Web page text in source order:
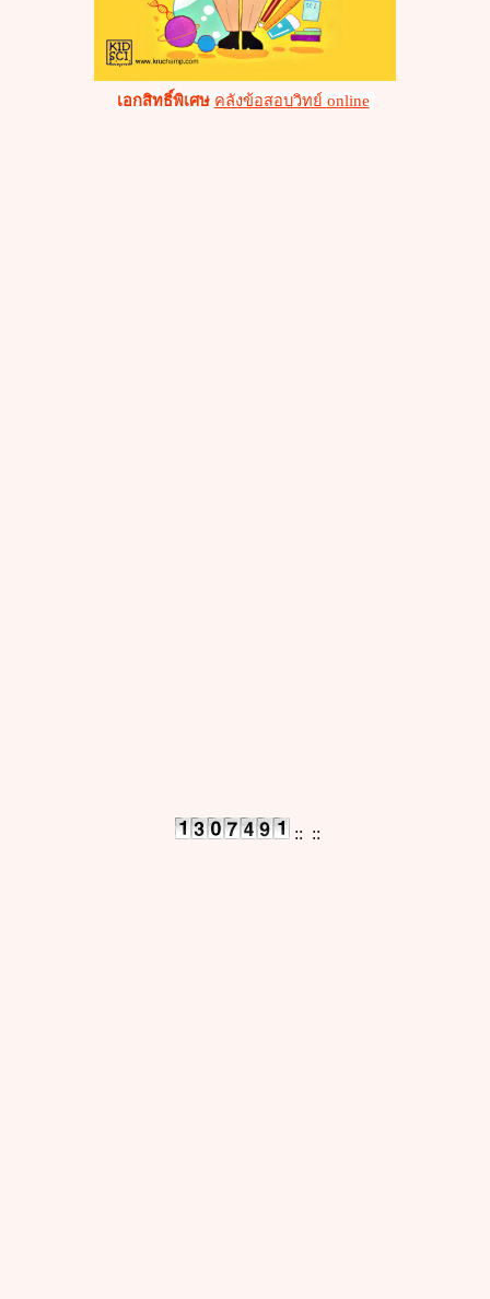
เอกสิทธิ์พิเศษ คลังข้อสอบวิทย์ online
:: ::